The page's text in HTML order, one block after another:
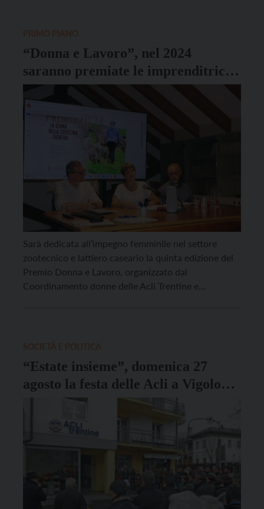
“Donna e Lavoro”, nel 2024
saranno premiate le imprenditrici
del settore zootecnico
Sarà dedicata all’impegno femminile nel settore
zootecnico e lattiero caseario la quinta edizione del
Premio Donna e Lavoro, organizzato dal
Coordinamento donne delle Acli Trentine e
“Estate insieme”, domenica 27
agosto la festa delle Acli a Vigolo
Vattaro